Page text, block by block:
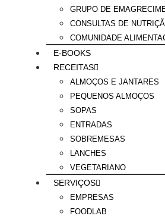
GRUPO DE
CONSULTAS DE
COMUNIDADE
E-BOOKS
RECEITAS
ALMOÇOS E JANTARES
PEQUENOS ALMOÇOS
SOPAS
ENTRADAS
SOBREMESAS
LANCHES
VEGETARIANO
SERVIÇOS
EMPRESAS
FOODLAB